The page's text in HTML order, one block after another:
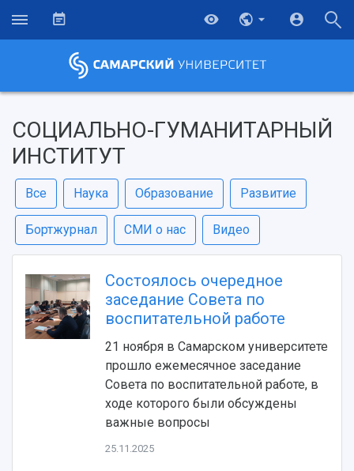
СОЦИАЛЬНО-ГУМАНИТАРНЫЙ
ИНСТИТУТ
Все Наука Образование Развитие
Бортжурнал СМИ о нас Видео
Состоялось очередное
заседание Совета по
воспитательной работе
21 ноября в Самарском университете
прошло ежемесячное заседание
Совета по воспитательной работе, в
ходе которого были обсуждены
важные вопросы
25.11.2025